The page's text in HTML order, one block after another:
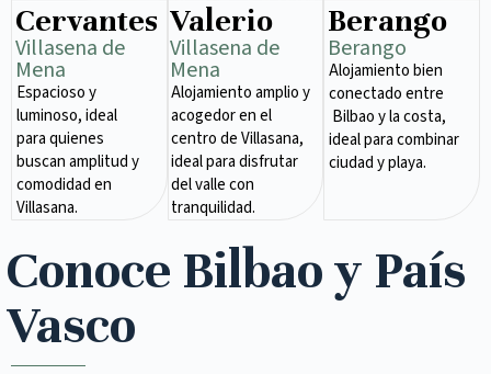
Cervantes
Villasena de
Mena​
Espacioso y
luminoso, ideal
para quienes
buscan amplitud y
comodidad en
Villasana.
Valerio
Villasena de
Mena​
Alojamiento amplio y
acogedor en el
centro de Villasana,
ideal para disfrutar
del valle con
tranquilidad.
Berango
Berango
Alojamiento bien
conectado entre
Bilbao y la costa,
ideal para combinar
ciudad y playa.
Conoce Bilbao y País
Vasco